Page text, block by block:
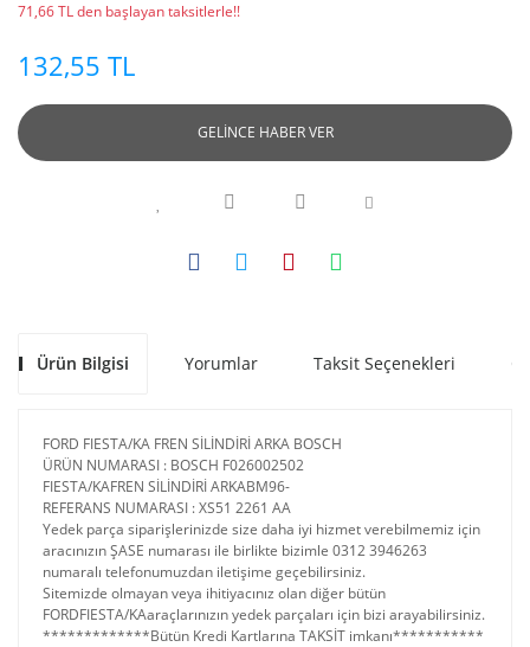
71,66 TL den başlayan taksitlerle!!
132,55 TL
GELİNCE HABER VER
Ürün Bilgisi Yorumlar Taksit Seçenekleri
FORD FIESTA/KA FREN SİLİNDİRİ ARKA BOSCH
ÜRÜN NUMARASI : BOSCH F026002502
FIESTA/KAFREN SİLİNDİRİ ARKABM96-
REFERANS NUMARASI : XS51 2261 AA
Yedek parça siparişlerinizde size daha iyi hizmet verebilmemiz için
aracınızın ŞASE numarası ile birlikte bizimle 0312 3946263
numaralı telefonumuzdan iletişime geçebilirsiniz.
Sitemizde olmayan veya ihitiyacınız olan diğer bütün
FORDFIESTA/KAaraçlarınızın yedek parçaları için bizi arayabilirsiniz.
*************Bütün Kredi Kartlarına TAKSİT imkanı***********